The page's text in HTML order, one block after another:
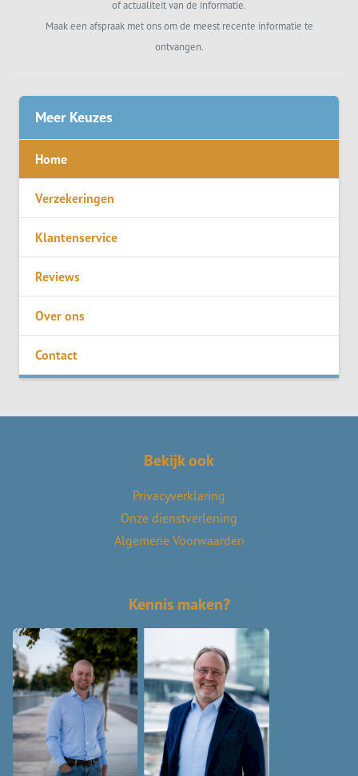
of actualiteit van de informatie.
Maak een afspraak met ons om de meest recente informatie te
ontvangen.
Meer Keuzes
Home
Verzekeringen
Klantenservice
Reviews
Over ons
Contact
Bekijk ook
Privacyverklaring
Onze dienstverlening
Algemene Voorwaarden
Kennis maken?